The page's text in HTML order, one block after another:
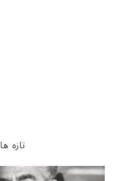
تازه ها